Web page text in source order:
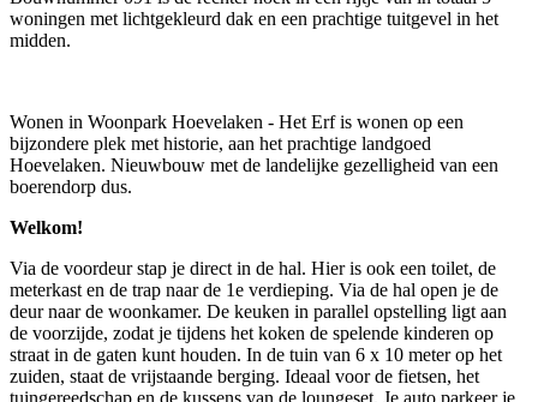
woningen met lichtgekleurd dak en een prachtige tuitgevel in het
midden.
Wonen in Woonpark Hoevelaken - Het Erf is wonen op een
bijzondere plek met historie, aan het prachtige landgoed
Hoevelaken. Nieuwbouw met de landelijke gezelligheid van een
boerendorp dus.
Welkom!
Via de voordeur stap je direct in de hal. Hier is ook een toilet, de
meterkast en de trap naar de 1e verdieping. Via de hal open je de
deur naar de woonkamer. De keuken in parallel opstelling ligt aan
de voorzijde, zodat je tijdens het koken de spelende kinderen op
straat in de gaten kunt houden. In de tuin van 6 x 10 meter op het
zuiden, staat de vrijstaande berging. Ideaal voor de fietsen, het